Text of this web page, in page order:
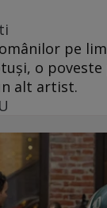
pe
o
alt artist.